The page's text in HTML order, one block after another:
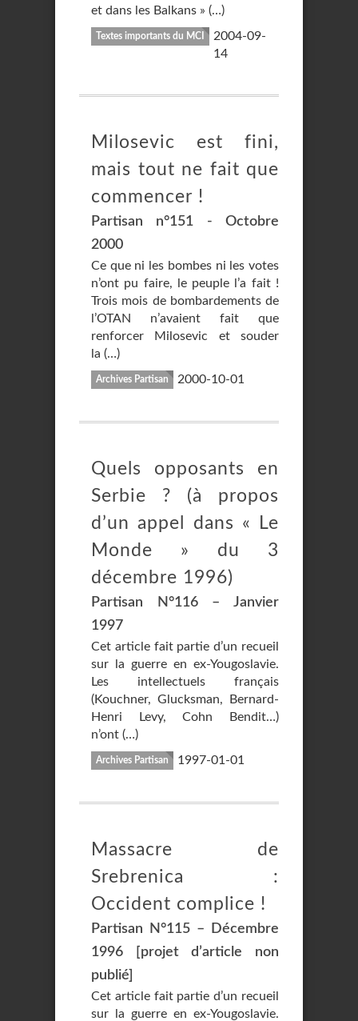
et dans les Balkans » (…)
Textes importants du MCI
2004-09-
14
Milosevic est fini,
mais tout ne fait que
commencer !
Partisan n°151 - Octobre
2000
Ce que ni les bombes ni les votes
n’ont pu faire, le peuple l’a fait !
Trois mois de bombardements de
l’OTAN n’avaient fait que
renforcer Milosevic et souder
la (…)
Archives Partisan 2000-10-01
Quels opposants en
Serbie ? (à propos
d’un appel dans « Le
Monde » du 3
décembre 1996)
Partisan N°116 – Janvier
1997
Cet article fait partie d’un recueil
sur la guerre en ex-Yougoslavie.
Les intellectuels français
(Kouchner, Glucksman, Bernard-
Henri Levy, Cohn Bendit…)
n’ont (…)
Archives Partisan 1997-01-01
Massacre de
Srebrenica :
Occident complice !
Partisan N°115 – Décembre
1996 [projet d’article non
publié]
Cet article fait partie d’un recueil
sur la guerre en ex-Yougoslavie.